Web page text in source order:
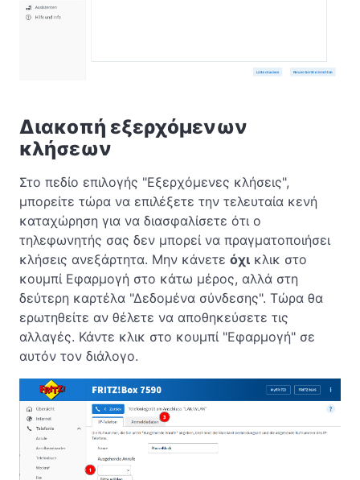
Διακοπή εξερχόμενων
κλήσεων
Στο πεδίο επιλογής "Εξερχόμενες κλήσεις",
μπορείτε τώρα να επιλέξετε την τελευταία κενή
καταχώρηση για να διασφαλίσετε ότι ο
τηλεφωνητής σας δεν μπορεί να πραγματοποιήσει
κλήσεις ανεξάρτητα. Μην κάνετε όχι κλικ στο
κουμπί Εφαρμογή στο κάτω μέρος, αλλά στη
δεύτερη καρτέλα "Δεδομένα σύνδεσης". Τώρα θα
ερωτηθείτε αν θέλετε να αποθηκεύσετε τις
αλλαγές. Κάντε κλικ στο κουμπί "Εφαρμογή" σε
αυτόν τον διάλογο.